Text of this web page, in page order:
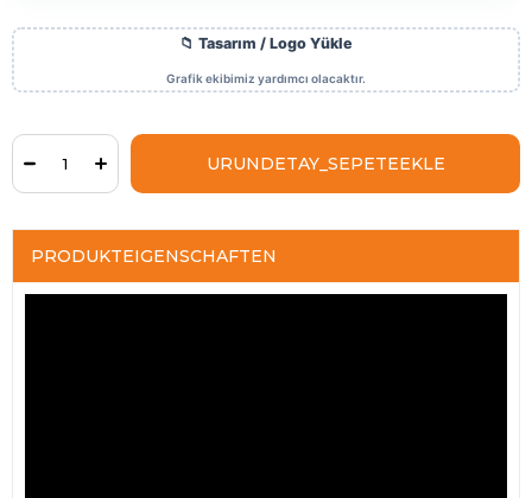
PRODUKTEIGENSCHAFTEN